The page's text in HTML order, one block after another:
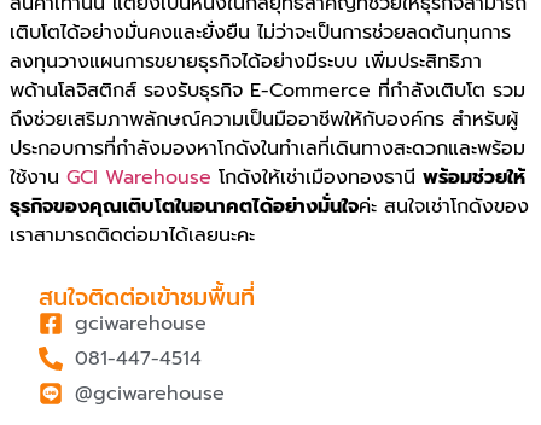
เติบโตได้อย่างมั่นคงและยั่งยืน ไม่ว่าจะเป็นการช่วยลดต้นทุนการ
ลงทุนวางแผนการขยายธุรกิจได้อย่างมีระบบ เพิ่มประสิทธิภา
พด้านโลจิสติกส์ รองรับธุรกิจ E-Commerce ที่กำลังเติบโต รวม
ถึงช่วยเสริมภาพลักษณ์ความเป็นมืออาชีพให้กับองค์กร สำหรับผู้
ประกอบการที่กำลังมองหาโกดังในทำเลที่เดินทางสะดวกและพร้อม
ใช้งาน GCI Warehouse โกดังให้เช่าเมืองทองธานี พร้อมช่วยให้
ธุรกิจของคุณเติบโตในอนาคตได้อย่างมั่นใจค่ะ สนใจเช่าโกดังของ
เราสามารถติดต่อมาได้เลยนะคะ
สนใจติดต่อเข้าชมพื้นที่
gciwarehouse
081-447-4514
@gciwarehouse